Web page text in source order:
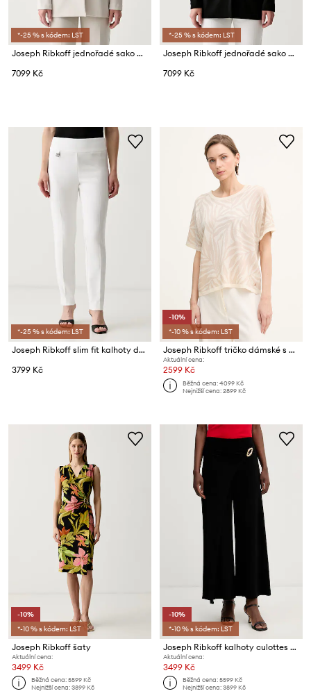
*-25 % s kódem: LST
Joseph Ribkoff jednořadé sako dámské
7099 Kč
*-25 % s kódem: LST
Joseph Ribkoff jednořadé sako dámské
7099 Kč
*-25 % s kódem: LST
Joseph Ribkoff slim fit kalhoty dámské
3799 Kč
-10%
*-10 % s kódem: LST
Joseph Ribkoff tričko dámské s viskózou
Aktuální cena:
2599 Kč
Běžná cena:4099 Kč
Nejnižší cena:2899 Kč
-10%
*-10 % s kódem: LST
Joseph Ribkoff šaty
Aktuální cena:
3499 Kč
Běžná cena:5599 Kč
Nejnižší cena:3899 Kč
-10%
*-10 % s kódem: LST
Joseph Ribkoff kalhoty culottes dámské
Aktuální cena:
3499 Kč
Běžná cena:5599 Kč
Nejnižší cena:3899 Kč